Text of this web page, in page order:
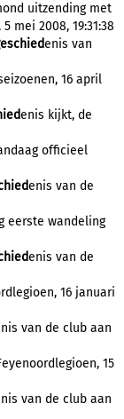
uitzending met
mei 2008, 19:31:38
enis van
16 april
enis kijkt, de
officieel
enis van de
eerste wandeling
enis van de
16 januari
van de club aan
15
van de club aan